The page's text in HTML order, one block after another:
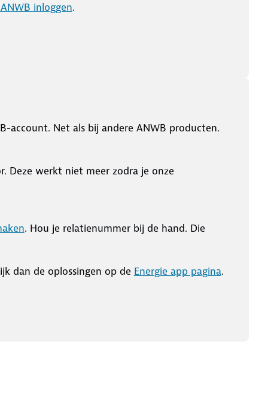
inloggen.
account. Net als bij andere ANWB producten.
Deze werkt niet meer zodra je onze
. Hou je relatienummer bij de hand. Die
dan de oplossingen op de Energie app pagina.